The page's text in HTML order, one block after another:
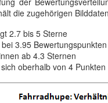
die zugehörigen
2.7 bis 5 Sterne
3.95 Bewertungspunkten
ab 4.3 Sternen
oberhalb von 4 Punkten